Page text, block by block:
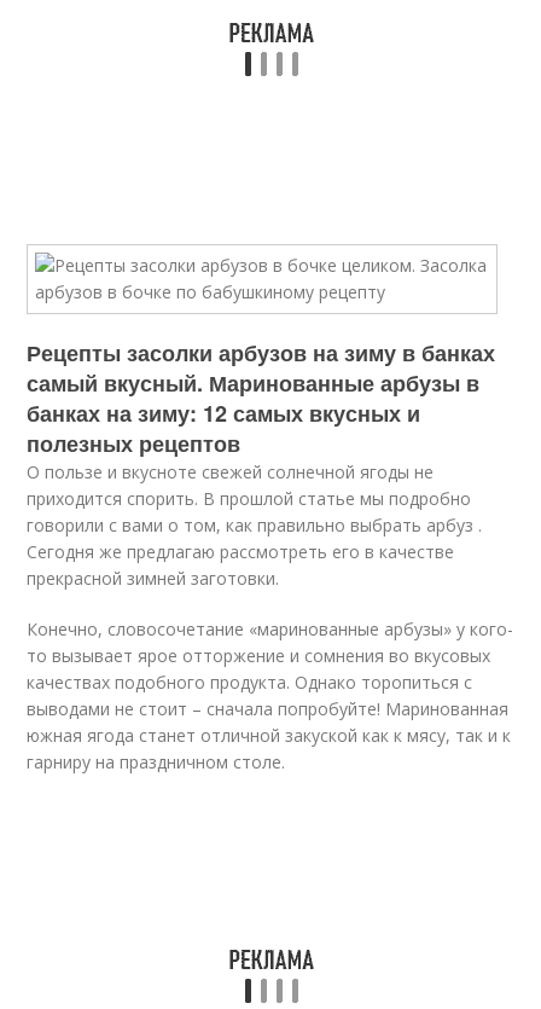
Рецепты засолки арбузов на зиму в банках
самый вкусный. Маринованные арбузы в
банках на зиму: 12 самых вкусных и
полезных рецептов
О пользе и вкусноте свежей солнечной ягоды не
приходится спорить. В прошлой статье мы подробно
говорили с вами о том, как правильно выбрать арбуз .
Сегодня же предлагаю рассмотреть его в качестве
прекрасной зимней заготовки.
Конечно, словосочетание «маринованные арбузы» у кого-
то вызывает ярое отторжение и сомнения во вкусовых
качествах подобного продукта. Однако торопиться с
выводами не стоит – сначала попробуйте! Маринованная
южная ягода станет отличной закуской как к мясу, так и к
гарниру на праздничном столе.